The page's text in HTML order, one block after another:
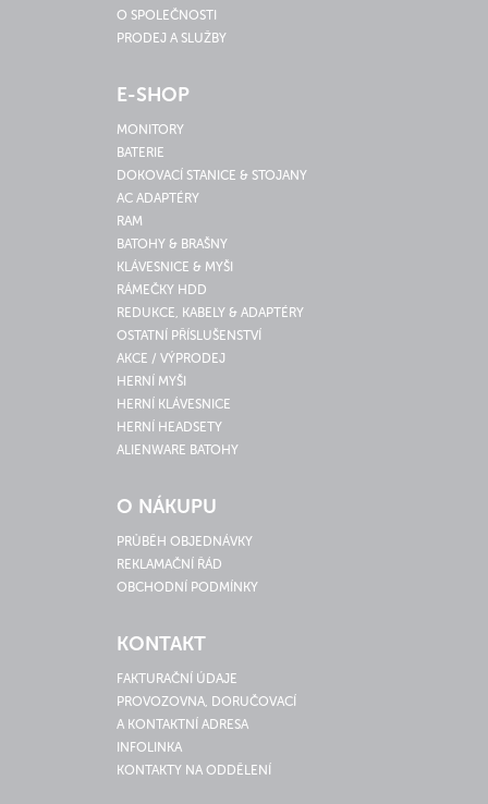
O SPOLEČNOSTI
PRODEJ A SLUŽBY
E-SHOP
MONITORY
BATERIE
DOKOVACÍ STANICE & STOJANY
AC ADAPTÉRY
RAM
BATOHY & BRAŠNY
KLÁVESNICE & MYŠI
RÁMEČKY HDD
REDUKCE, KABELY & ADAPTÉRY
OSTATNÍ PŘÍSLUŠENSTVÍ
AKCE / VÝPRODEJ
HERNÍ MYŠI
HERNÍ KLÁVESNICE
HERNÍ HEADSETY
ALIENWARE BATOHY
O NÁKUPU
PRŮBĚH OBJEDNÁVKY
REKLAMAČNÍ ŘÁD
OBCHODNÍ PODMÍNKY
KONTAKT
FAKTURAČNÍ ÚDAJE
PROVOZOVNA, DORUČOVACÍ
A KONTAKTNÍ ADRESA
INFOLINKA
KONTAKTY NA ODDĚLENÍ